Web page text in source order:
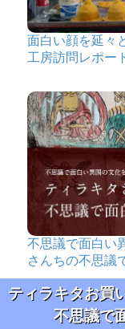
面白い顔を延々
工房訪問レポー
不思議で面白い
さんちの不思議
ティラキタお買
不思議で